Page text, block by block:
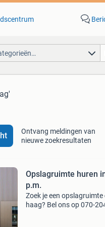
Ontvang meldingen van
nieuwe zoekresultaten
Opslagruimte huren
p.m.
Zoek je een
haag? Bel ons op 070-